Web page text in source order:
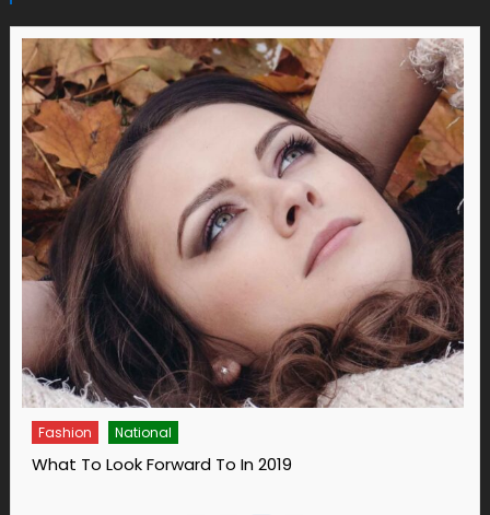
Fashion
14 Ways To Bring Wellness Into Your Life In 2019